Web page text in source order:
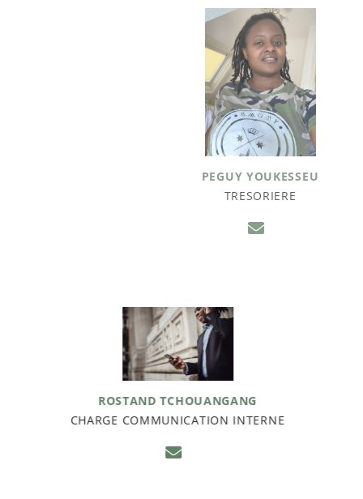
PEGUY YOUKESSEU
ROSTAND TCHOUANGANG
CHARGE COMMUNICATION INTERNE